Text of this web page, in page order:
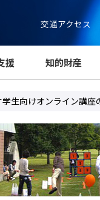
交通アクセス
援 知的財産
生向けオンライン講座